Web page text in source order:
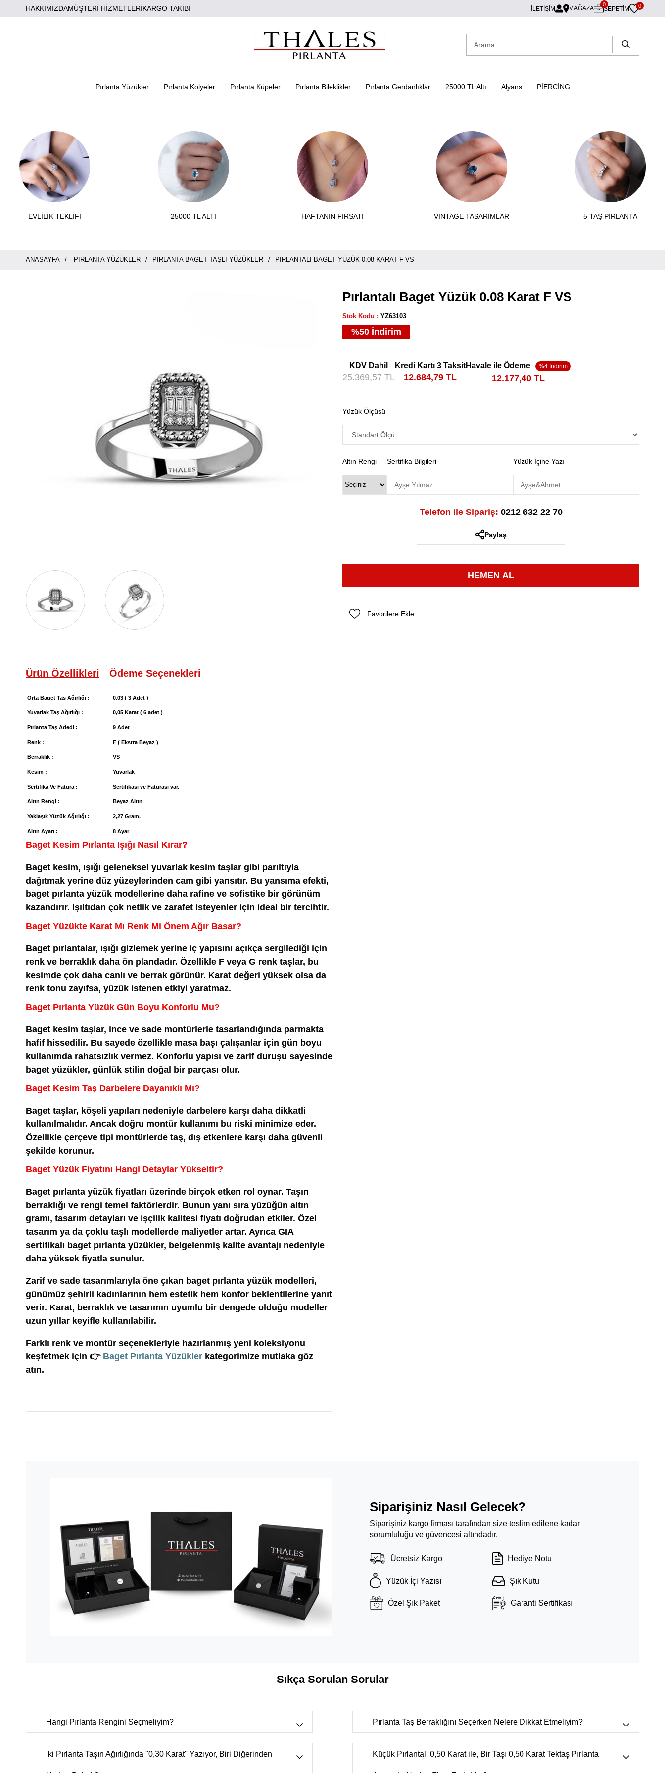
HAKKIMIZDAMÜŞTERİ HİZMETLERİKARGO TAKİBİ İLETİŞİM MAĞAZA SEPETIM
0 0
Pırlanta Yüzükler Pırlanta Kolyeler Pırlanta Küpeler Pırlanta Bileklikler Pırlanta Gerdanlıklar 25000 TL Altı Alyans PİERCİNG
EVLİLİK TEKLİFİ 25000 TL ALTI HAFTANIN FIRSATI VINTAGE TASARIMLAR 5 TAŞ PIRLANTA
ANASAYFA PIRLANTA YÜZÜKLER PIRLANTA BAGET TAŞLI YÜZÜKLER PIRLANTALI BAGET YÜZÜK 0.08 KARAT F VS
Ürün Özellikleri Ödeme Seçenekleri
Orta Baget Taş Ağırlığı : 0,03 ( 3 Adet )
Yuvarlak Taş Ağırlığı : 0,05 Karat ( 6 adet )
Pırlanta Taş Adedi : 9 Adet
Renk : F ( Ekstra Beyaz )
Berraklık : VS
Kesim : Yuvarlak
Sertifika Ve Fatura : Sertifikası ve Faturası var.
Altın Rengi : Beyaz Altın
Yaklaşık Yüzük Ağırlığı : 2,27 Gram.
Altın Ayarı : 8 Ayar
Baget Kesim Pırlanta Işığı Nasıl Kırar?
Baget kesim, ışığı geleneksel yuvarlak kesim taşlar gibi parıltıyla
dağıtmak yerine düz yüzeylerinden cam gibi yansıtır. Bu yansıma efekti,
baget pırlanta yüzük modellerine daha rafine ve sofistike bir görünüm
kazandırır. Işıltıdan çok netlik ve zarafet isteyenler için ideal bir tercihtir.
Baget Yüzükte Karat Mı Renk Mi Önem Ağır Basar?
Baget pırlantalar, ışığı gizlemek yerine iç yapısını açıkça sergilediği için
renk ve berraklık daha ön plandadır. Özellikle F veya G renk taşlar, bu
kesimde çok daha canlı ve berrak görünür. Karat değeri yüksek olsa da
renk tonu zayıfsa, yüzük istenen etkiyi yaratmaz.
Baget Pırlanta Yüzük Gün Boyu Konforlu Mu?
Baget kesim taşlar, ince ve sade montürlerle tasarlandığında parmakta
hafif hissedilir. Bu sayede özellikle masa başı çalışanlar için gün boyu
kullanımda rahatsızlık vermez. Konforlu yapısı ve zarif duruşu sayesinde
baget yüzükler, günlük stilin doğal bir parçası olur.
Baget Kesim Taş Darbelere Dayanıklı Mı?
Baget taşlar, köşeli yapıları nedeniyle darbelere karşı daha dikkatli
kullanılmalıdır. Ancak doğru montür kullanımı bu riski minimize eder.
Özellikle çerçeve tipi montürlerde taş, dış etkenlere karşı daha güvenli
şekilde korunur.
Baget Yüzük Fiyatını Hangi Detaylar Yükseltir?
Baget pırlanta yüzük fiyatları üzerinde birçok etken rol oynar. Taşın
berraklığı ve rengi temel faktörlerdir. Bunun yanı sıra yüzüğün altın
gramı, tasarım detayları ve işçilik kalitesi fiyatı doğrudan etkiler. Özel
tasarım ya da çoklu taşlı modellerde maliyetler artar. Ayrıca GIA
sertifikalı baget pırlanta yüzükler, belgelenmiş kalite avantajı nedeniyle
daha yüksek fiyatla sunulur.
Zarif ve sade tasarımlarıyla öne çıkan baget pırlanta yüzük modelleri,
günümüz şehirli kadınlarının hem estetik hem konfor beklentilerine yanıt
verir. Karat, berraklık ve tasarımın uyumlu bir dengede olduğu modeller
uzun yıllar keyifle kullanılabilir.
Farklı renk ve montür seçenekleriyle hazırlanmış yeni koleksiyonu
keşfetmek için 👉 Baget Pırlanta Yüzükler kategorimize mutlaka göz
atın.
Pırlantalı Baget Yüzük 0.08 Karat F VS
Stok Kodu YZ63103
%50 İndirim
KDV Dahil
25.369,57 TL
Kredi Kartı 3 Taksit
12.684,79 TL
Havale ile Ödeme
12.177,40 TL
Yüzük Ölçüsü
Altın Rengi Sertifika Bilgileri Yüzük İçine Yazı
Telefon ile Sipariş: 0212 632 22 70
Paylaş
Favorilere Ekle
Siparişiniz Nasıl Gelecek?
Siparişiniz kargo firması tarafından size teslim edilene kadar
sorumluluğu ve güvencesi altındadır.
Ücretsiz Kargo Hediye Notu
Yüzük İçi Yazısı Şık Kutu
Özel Şık Paket Garanti Sertifikası
Sıkça Sorulan Sorular
Hangi Pırlanta Rengini Seçmeliyim?
D color(Çok nadir bulunan ekstra beyaz),E color(Nadir bulunan
ekstra beyaz),F color (Ekstra beyaz),G color(Beyaz Plus),H color
(Çok hafif renkli beyaz),
Pırlanta Taş Berraklığını Seçerken Nelere Dikkat Etmeliyim?
FL-IF(Tertemiz, çok nadir bulunur.),VVS(Mikroskop ortamında
ancak uzmanlar tarafından görülebilecek çok çok küçük doğal izler.)
İki Pırlanta Taşın Ağırlığında ''0,30 Karat'' Yazıyor, Biri Diğerinden Küçük Pırlantalı 0,50 Karat ile, Bir Taşı 0,50 Karat Tektaş Pırlanta